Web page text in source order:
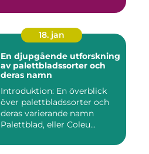
18. jan
En djupgående utforskning
av palettbladssorter och
deras namn
Introduktion: En överblick
över palettbladssorter och
deras varierande namn
Palettblad, eller Coleu...